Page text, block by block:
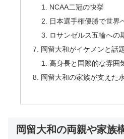
NCAA二冠の快挙
日本選手権優勝で世界
ロサンゼルス五輪への
岡留大和がイケメンと話
高身長と国際的な雰囲
岡留大和の家族が支えた
岡留大和の両親や家族